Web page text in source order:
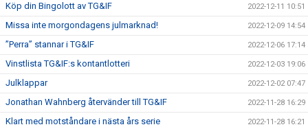
Köp din Bingolott av TG&IF 2022-12-11 10:51
Missa inte morgondagens julmarknad! 2022-12-09 14:54
”Perra” stannar i TG&IF 2022-12-06 17:14
Vinstlista TG&IF:s kontantlotteri 2022-12-03 19:06
Julklappar 2022-12-02 07:47
Jonathan Wahnberg återvänder till TG&IF 2022-11-28 16:29
Klart med motståndare i nästa års serie 2022-11-28 16:21